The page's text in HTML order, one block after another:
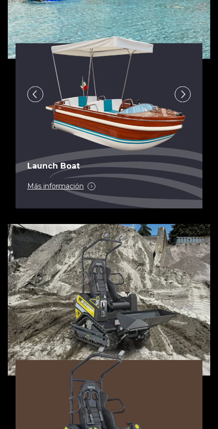
Launch Boat
Más información